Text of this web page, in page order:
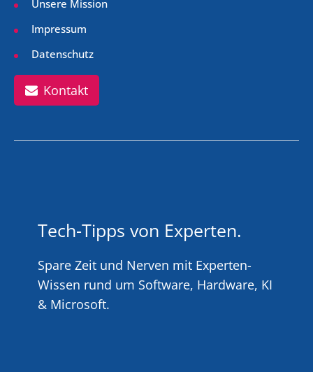
Unsere Mission
Impressum
Datenschutz
Kontakt
Tech-Tipps von Experten.
Spare Zeit und Nerven mit Experten-
Wissen rund um Software, Hardware, KI
& Microsoft.